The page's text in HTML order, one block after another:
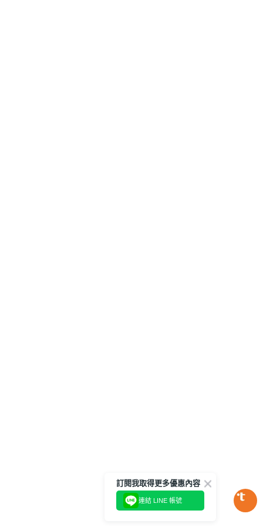
訂閱我取得更多優惠內容
連結 LINE 帳號